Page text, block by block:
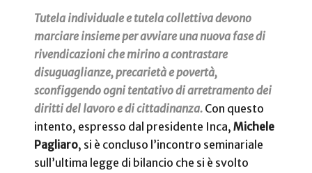
Tutela individuale e tutela collettiva devono
marciare insieme per avviare una nuova fase di
rivendicazioni che mirino a contrastare
disuguaglianze, precarietà e povertà,
sconfiggendo ogni tentativo di arretramento dei
diritti del lavoro e di cittadinanza. Con questo
intento, espresso dal presidente Inca, Michele
Pagliaro, si è concluso l’incontro seminariale
sull’ultima legge di bilancio che si è svolto